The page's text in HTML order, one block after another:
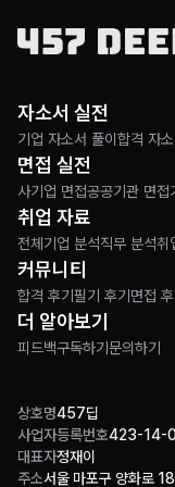
상호명457딥
사업자등록번호423-14-
대표자정재이
주소서울 마포구 양화로
자소서 실전
기업 자소서 풀이 합격 자소
면접 실전
사기업 면접공공기관 면접
취업 자료
전체 기업 분석직무 분석취
커뮤니티
합격 후기 필기 후기 면접 후
더 알아보기
피드백구독하기 문의하기